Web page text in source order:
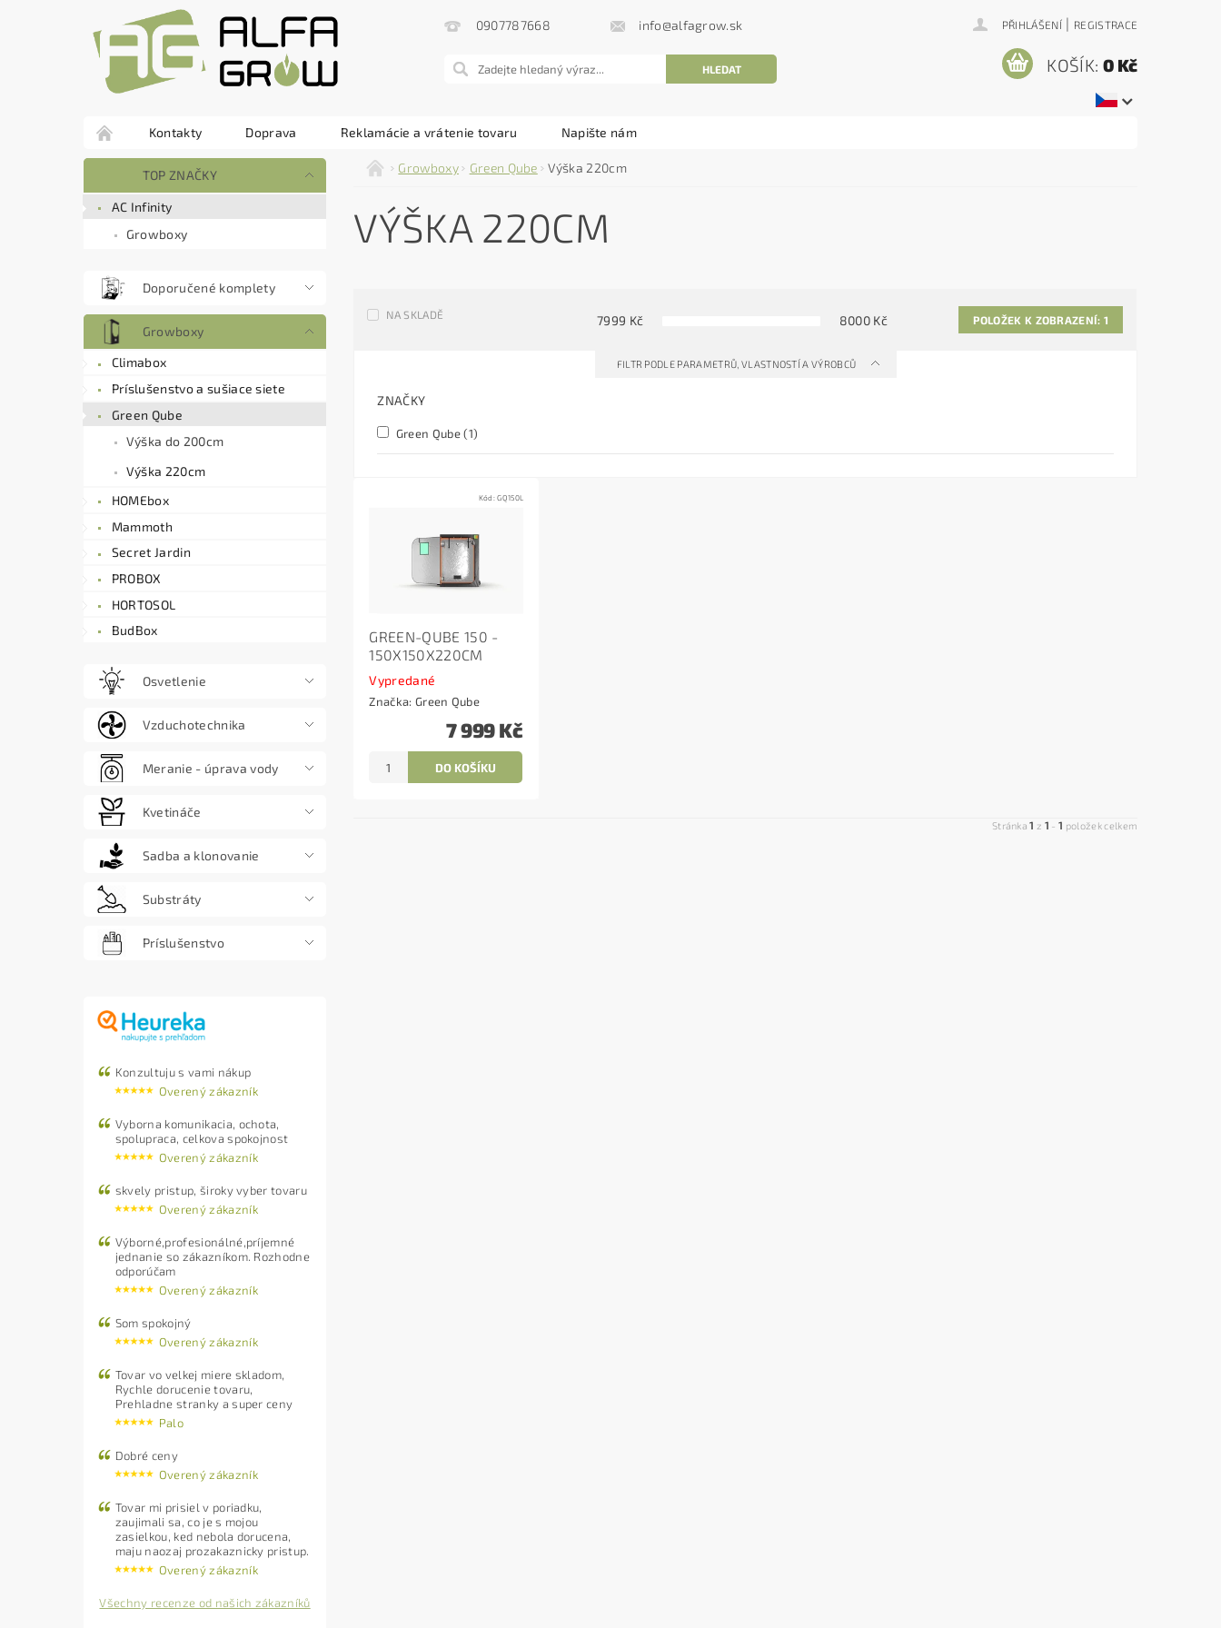
0907787668 info@alfagrow.sk PŘIHLÁŠENÍ | REGISTRACE
KOŠÍK: 0 Kč
Kontakty Doprava Reklamácie a vrátenie tovaru Napište nám
TOP ZNAČKY
AC Infinity
Growboxy
Doporučené komplety
Growboxy
Climabox
Príslušenstvo a sušiace siete
Green Qube
Výška do 200cm
Výška 220cm
HOMEbox
Mammoth
Secret Jardin
PROBOX
HORTOSOL
BudBox
Osvetlenie
Vzduchotechnika
Meranie - úprava vody
Kvetináče
Sadba a klonovanie
Substráty
Príslušenstvo
Konzultuju s vami nákup
Overený zákazník
Vyborna komunikacia, ochota,
spolupraca, celkova spokojnost
Overený zákazník
skvely pristup, široky vyber tovaru
Overený zákazník
Výborné,profesionálné,príjemné
jednanie so zákazníkom. Rozhodne
odporúčam
Overený zákazník
Som spokojný
Overený zákazník
Tovar vo velkej miere skladom,
Rychle dorucenie tovaru,
Prehladne stranky a super ceny
Palo
Dobré ceny
Overený zákazník
Tovar mi prisiel v poriadku,
zaujimali sa, co je s mojou
zasielkou, ked nebola dorucena,
maju naozaj prozakaznicky pristup.
Overený zákazník
Všechny recenze od našich zákazníků
Growboxy Green Qube Výška 220cm
VÝŠKA 220CM
NA SKLADĚ 7999 Kč 8000 Kč POLOŽEK K ZOBRAZENÍ:1
FILTR PODLE PARAMETRŮ, VLASTNOSTÍ A VÝROBCŮ
ZNAČKY
Green Qube(1)
Kód:GQ150L
GREEN-QUBE 150 -
150X150X220CM
Vypredané
Značka: Green Qube
7 999 Kč
Stránka1 z 1 -1 položek celkem